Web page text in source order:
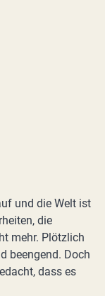
und die Welt ist
die
mehr. Plötzlich
beengend. Doch
dass es